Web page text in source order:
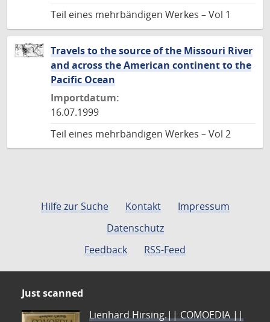
Teil eines mehrbändigen Werkes – Vol 1
Travels to the source of the Missouri River
and across the American continent to the
Pacific Ocean
Importdatum:
16.07.1999
Teil eines mehrbändigen Werkes – Vol 2
Hilfe zur Suche Kontakt
Impressum
Datenschutz
Feedback
RSS-Feed
Just scanned
Lienhard Hirsing.|| COMOEDIA ||